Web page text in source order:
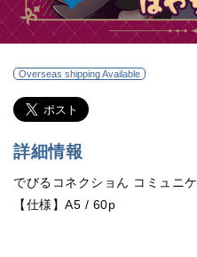
Overseas shipping Available
詳細情報
でびるコネクショん コミュニ
【仕様】A5 / 60p